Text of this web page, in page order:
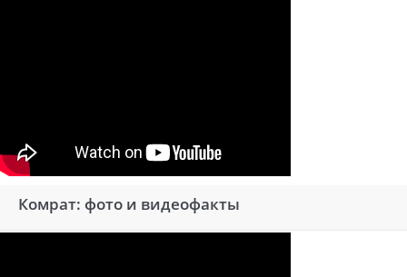
Комрат: фото и видеофакты